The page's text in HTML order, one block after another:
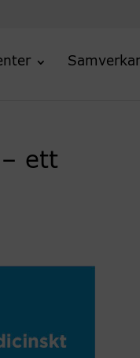
ett